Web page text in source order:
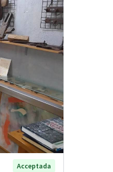
Acceptada